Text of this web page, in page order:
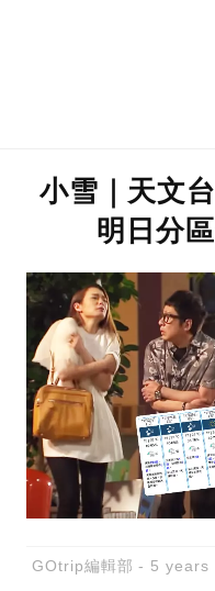
小雪｜天文
明日分
GOtrip編輯部 5 years